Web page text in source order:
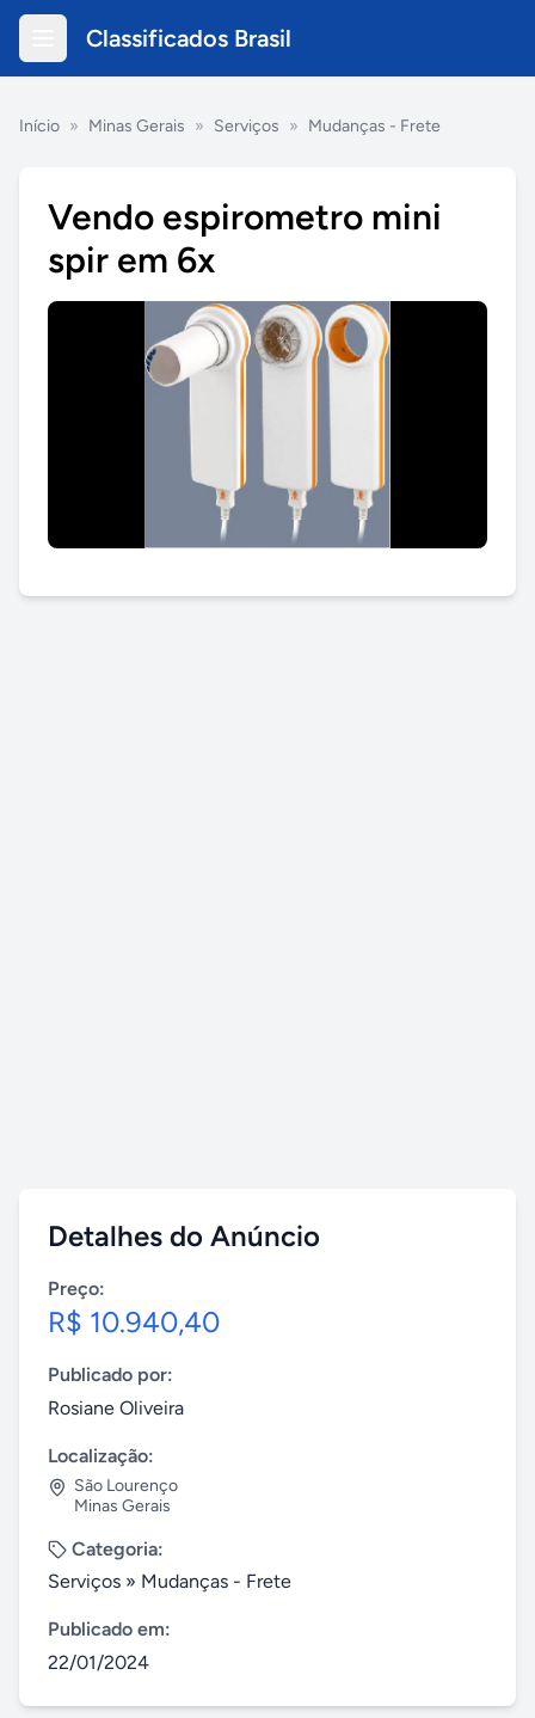
Classificados Brasil
Início » Minas Gerais » Serviços » Mudanças - Frete
Vendo espirometro mini
spir em 6x
Detalhes do Anúncio
Preço:
R$ 10.940,40
Publicado por:
Rosiane Oliveira
Localização:
São Lourenço
Minas Gerais
Categoria:
Serviços » Mudanças - Frete
Publicado em:
22/01/2024